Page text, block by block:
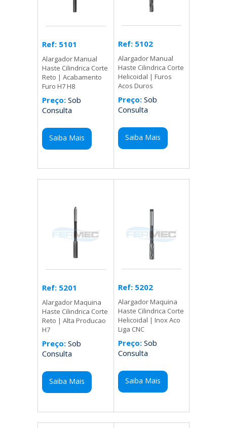
Ref: 5101
Alargador Manual
Haste Cilindrica Corte
Reto | Acabamento
Furo H7 H8
Preço: Sob
Consulta
Saiba Mais
Ref: 5102
Alargador Manual
Haste Cilindrica Corte
Helicoidal | Furos
Acos Duros
Preço:Sob
Consulta
Saiba Mais
Ref: 5201
Alargador Maquina
Haste Cilindrica Corte
Reto | Alta Producao
H7
Preço: Sob
Consulta
Saiba Mais
Ref: 5202
Alargador Maquina
Haste Cilindrica Corte
Helicoidal | Inox Aco
Liga CNC
Preço:Sob
Consulta
Saiba Mais